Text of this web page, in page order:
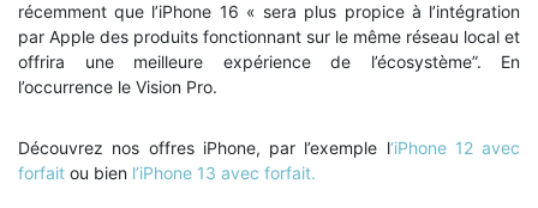
récemment que l’iPhone 16 « sera plus propice à l’intégration
par Apple des produits fonctionnant sur le même réseau local et
offrira une meilleure expérience de l’écosystème”. En
l’occurrence le Vision Pro.
Découvrez nos offres iPhone, par l’exemple l‘iPhone 12 avec
forfait ou bien l’iPhone 13 avec forfait.